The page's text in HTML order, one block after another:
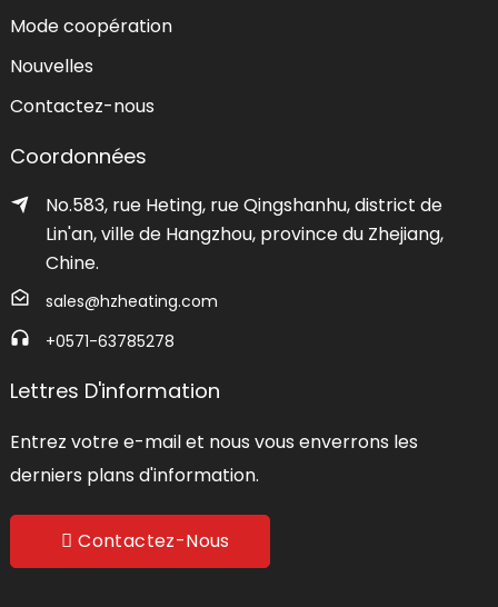
Mode coopération
Nouvelles
Contactez-nous
Coordonnées
No.583, rue Heting, rue Qingshanhu, district de
Lin'an, ville de Hangzhou, province du Zhejiang,
Chine.
sales@hzheating.com
+0571-63785278
Lettres D'information
Entrez votre e-mail et nous vous enverrons les
derniers plans d'information.
Contactez-Nous